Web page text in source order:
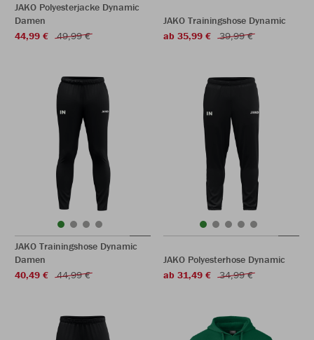
JAKO Polyesterjacke Dynamic
Damen
44,99 €
49,99 €
JAKO Trainingshose Dynamic
ab 35,99 €
39,99 €
JAKO Trainingshose Dynamic
Damen
40,49 €
44,99 €
JAKO Polyesterhose Dynamic
ab 31,49 €
34,99 €